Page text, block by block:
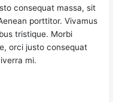
consequat massa, sit
porttitor. Vivamus
tristique. Morbi
orci justo consequat
mi.